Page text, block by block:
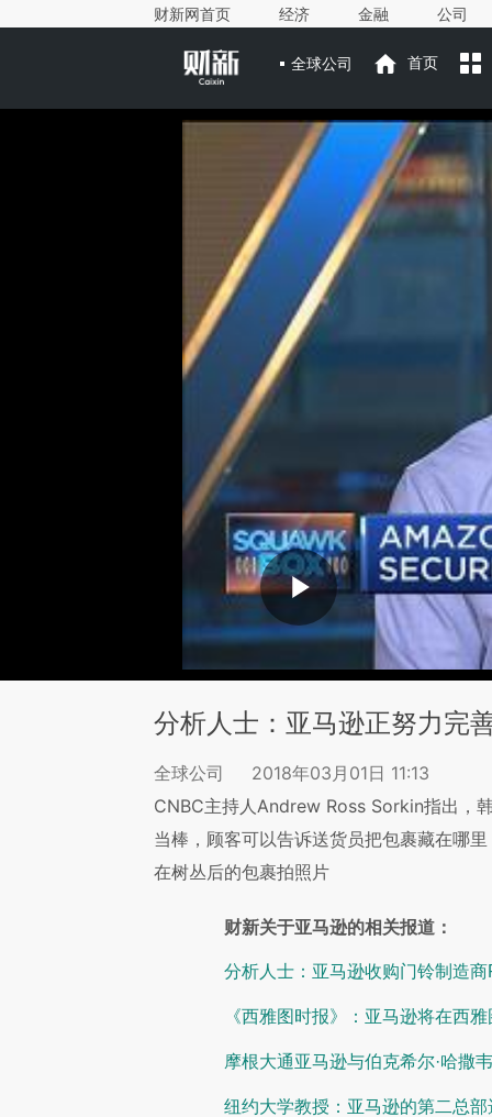
财新网首页 经济 金融 公司
全球公司 首页
分析人士：亚马逊正努力完
全球公司
2018年03月01日 11:13
CNBC主持人Andrew Ross Sorkin指出，
当棒，顾客可以告诉送货员把包裹藏在哪
在树丛后的包裹拍照片
财新关于亚马逊的相关报道：
分析人士：亚马逊收购门铃制造
《西雅图时报》：亚马逊将在西
摩根大通亚马逊与伯克希尔·哈撒
纽约大学教授：亚马逊的第二总部